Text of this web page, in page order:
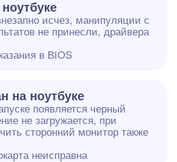
исчез, манипуляции с
не принесли, драйвера
в BIOS
на ноутбуке
появляется черный
не загружается, при
сторонний монитор также
неисправна